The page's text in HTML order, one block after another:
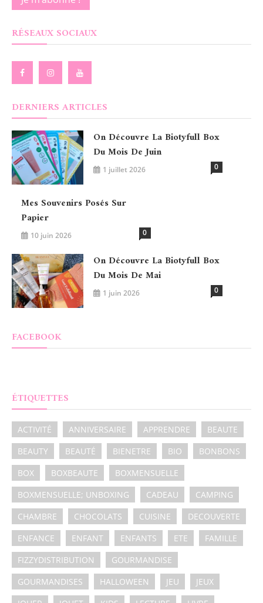
RÉSEAUX SOCIAUX
DERNIERS ARTICLES
On Découvre La Biotyfull Box
Du Mois De Juin
1 juillet 2026 0
Mes Souvenirs Posés Sur
Papier
10 juin 2026 0
On Découvre La Biotyfull Box
Du Mois De Mai
1 juin 2026 0
FACEBOOK
ÉTIQUETTES
ACTIVITÉ ANNIVERSAIRE APPRENDRE
BEAUTE
BEAUTY
BEAUTÉ BIENETRE BIO
BONBONS
BOX
BOXBEAUTE
BOXMENSUELLE
BOXMENSUELLE; UNBOXING
CADEAU
CAMPING
CHAMBRE
CHOCOLATS CUISINE
DECOUVERTE
ENFANCE
ENFANT ENFANTS ETE
FAMILLE
FIZZYDISTRIBUTION
GOURMANDISE
GOURMANDISES
HALLOWEEN JEU
JEUX